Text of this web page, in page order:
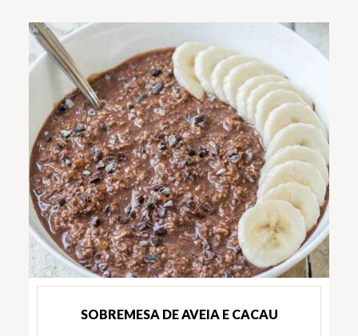
SOBREMESA DE AVEIA E CACAU